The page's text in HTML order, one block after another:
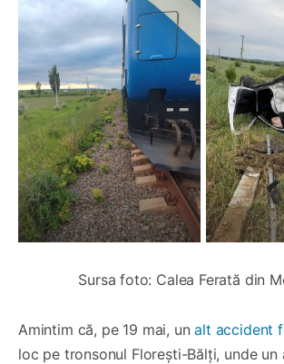
Sursa foto: Calea Ferată din
Amintim că, pe 19 mai, unalt accident
loc pe tronsonul Florești-Bălți, unde un